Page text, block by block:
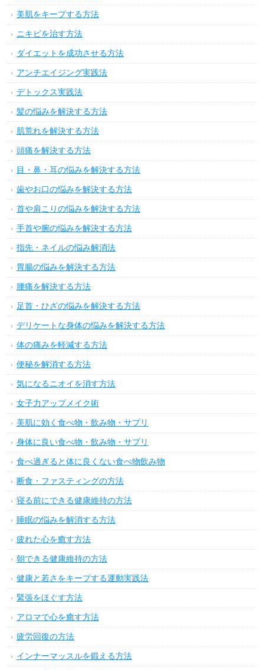
美肌をキープする方法
ニキビを治す方法
ダイエットを成功させる方法
アンチエイジング実践法
デトックス実践法
髪の悩みを解決する方法
肌荒れを解決する方法
頭痛を解決する方法
目・鼻・耳の悩みを解決する方法
歯やお口の悩みを解決する方法
首や肩こりの悩みを解決する方法
手首や腕の悩みを解決する方法
指先・ネイルの悩み解消法
胃腸の悩みを解決する方法
腰痛を解決する方法
足首・ひざの悩みを解決する方法
デリケートな身体の悩みを解決する方法
体の痛みを軽減する方法
便秘を解消する方法
気になるニオイを消す方法
女子力アップメイク術
美肌に効く食べ物・飲み物・サプリ
身体に良い食べ物・飲み物・サプリ
食べ過ぎると体に良くない食べ物飲み物
断食・ファスティングの方法
寝る前にできる健康維持の方法
睡眠の悩みを解消する方法
疲れた心を癒す方法
朝できる健康維持の方法
健康と若さをキープする運動実践法
緊張をほぐす方法
アロマで心を癒す方法
疲労回復の方法
インナーマッスルを鍛える方法